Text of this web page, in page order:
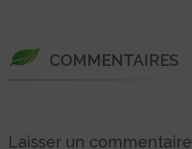
COMMENTAIRES
Laisser un commentaire